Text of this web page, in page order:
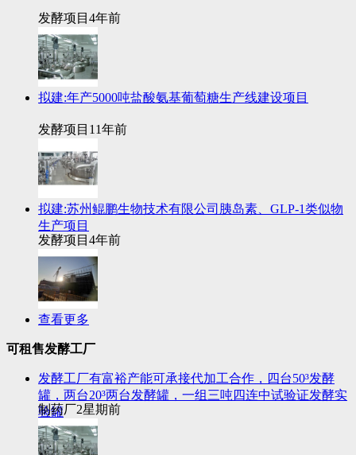
发酵项目 4年前
拟建:年产5000吨盐酸氨基葡萄糖生产线建设项目
发酵项目 11年前
拟建:苏州鲲鹏生物技术有限公司胰岛素、GLP-1类似物
生产项目
发酵项目 4年前
查看更多
可租售发酵工厂
发酵工厂有富裕产能可承接代加工合作，四台50³发酵
罐，两台20³两台发酵罐，一组三吨四连中试验证发酵实
验罐
制药厂2星期前